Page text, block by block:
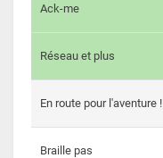
Ack-me
Réseau et plus
En route pour l'aventure !
Braille pas